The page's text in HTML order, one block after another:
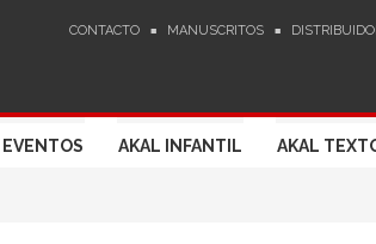
CONTACTO MANUSCRITOS
AKAL INFANTIL AKAL